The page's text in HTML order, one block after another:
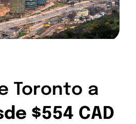
Toronto a
$554 CAD